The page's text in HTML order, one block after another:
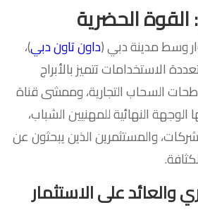
القوة الحضرية
وسط مدينة دبي (داون تاون دبي)،
الاستخدامات تتميز بالأبراج
السحاب التجارية، وممشى قناة
الوجهة النهائية للمهنيين الشباب،
والمستثمرين الذين يبحثون عن
والعائد على الاستثمار